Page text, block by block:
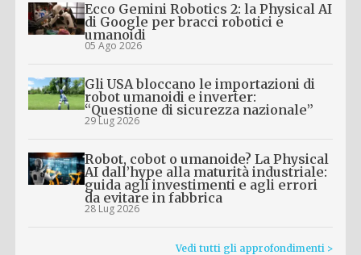
Ecco Gemini Robotics 2: la Physical AI
di Google per bracci robotici e
umanoidi
05 Ago 2026
Gli USA bloccano le importazioni di
robot umanoidi e inverter:
“Questione di sicurezza nazionale”
29 Lug 2026
Robot, cobot o umanoide? La Physical
AI dall’hype alla maturità industriale:
guida agli investimenti e agli errori
da evitare in fabbrica
28 Lug 2026
Vedi tutti gli approfondimenti >